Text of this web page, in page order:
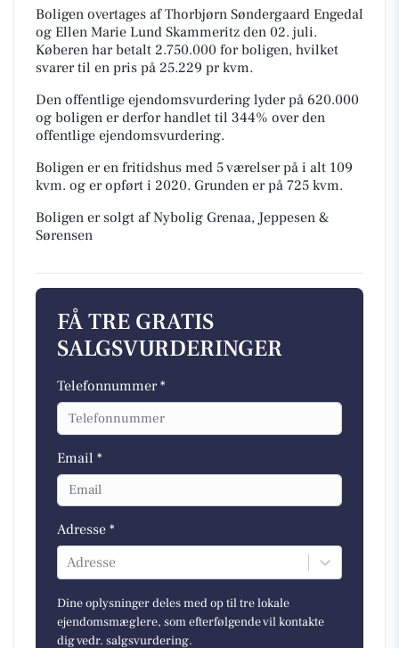
Boligen overtages af Thorbjørn Søndergaard Engedal
og Ellen Marie Lund Skammeritz den 02. juli.
Køberen har betalt 2.750.000 for boligen, hvilket
svarer til en pris på 25.229 pr kvm.
Den offentlige ejendomsvurdering lyder på 620.000
og boligen er derfor handlet til 344% over den
offentlige ejendomsvurdering.
Boligen er en fritidshus med 5 værelser på i alt 109
kvm. og er opført i 2020. Grunden er på 725 kvm.
Boligen er solgt af Nybolig Grenaa, Jeppesen &
Sørensen
FÅ TRE GRATIS
SALGSVURDERINGER
Telefonnummer *
Email *
Adresse *
Adresse
Dine oplysninger deles med op til tre lokale
ejendomsmæglere, som efterfølgende vil kontakte
dig vedr. salgsvurdering.